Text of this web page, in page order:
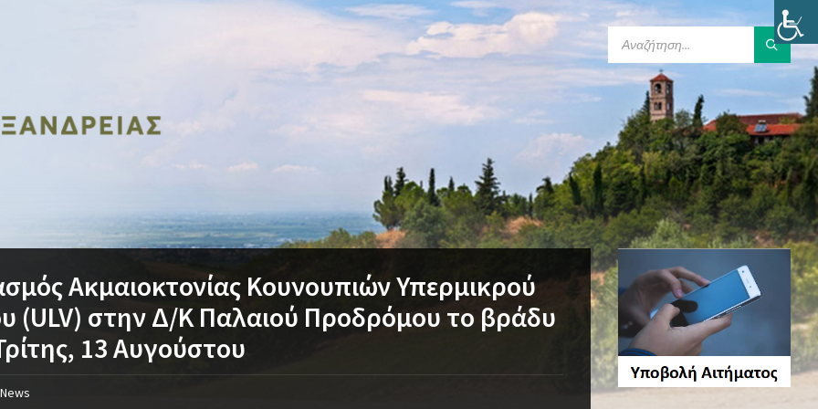
Ακμαιοκτονίας Κουνουπιών Υπερμικρού
(ULV) στην Δ/Κ Παλαιού Προδρόμου το βράδυ
13 Αυγούστου
News